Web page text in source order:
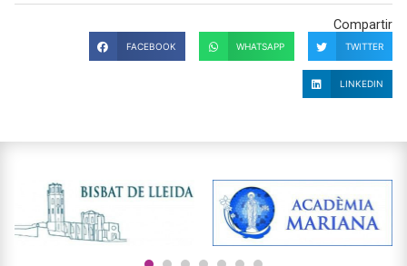
Compartir
FACEBOOK WHATSAPP TWITTER
LINKEDIN